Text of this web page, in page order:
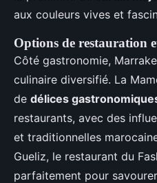
aux couleurs vives et
Options de restauration
Côté gastronomie,
culinaire diversifié. La
de délices
restaurants, avec des
et traditionnelles
Gueliz, le restaurant du
parfaitement pour